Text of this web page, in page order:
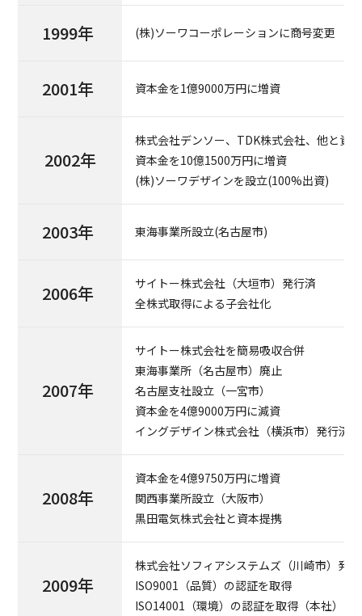
1999年 (株)ソーワコーポレーションに商号変更
2001年 資本金を1億9000万円に増資
2002年
株式会社デンソー、TDK株式会社、他と資
資本金を10億1500万円に増資
(株)ソーワデザインを設立(100%出資)
2003年 東海事業所設立(名古屋市)
2006年
サイトー株式会社（大垣市）発行済
全株式取得による子会社化
2007年
サイトー株式会社を簡易吸収合併
東海事業所（名古屋市）廃止
名古屋支社設立（一宮市）
資本金を4億9000万円に減資
イングデザイン株式会社（横浜市）発行済
2008年
資本金を4億9750万円に増資
関西事業所設立（大阪市）
黒田電気株式会社と資本提携
2009年
株式会社ソフィアシステムズ（川崎市）発
ISO9001（品質）の認証を取得
ISO14001（環境）の認証を取得（本社）